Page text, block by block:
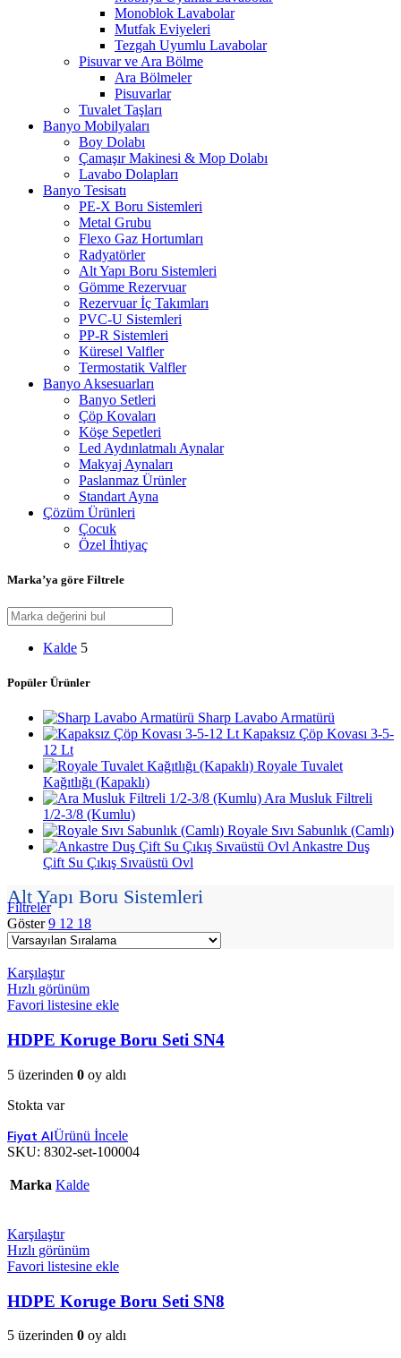
Monoblok Lavabolar
Mutfak Eviyeleri
Tezgah Uyumlu Lavabolar
Pisuvar ve Ara Bölme
Ara Bölmeler
Pisuvarlar
Tuvalet Taşları
Banyo Mobilyaları
Boy Dolabı
Çamaşır Makinesi & Mop Dolabı
Lavabo Dolapları
Banyo Tesisatı
PE-X Boru Sistemleri
Metal Grubu
Flexo Gaz Hortumları
Radyatörler
Alt Yapı Boru Sistemleri
Gömme Rezervuar
Rezervuar İç Takımları
PVC-U Sistemleri
PP-R Sistemleri
Küresel Valfler
Termostatik Valfler
Banyo Aksesuarları
Banyo Setleri
Çöp Kovaları
Köşe Sepetleri
Led Aydınlatmalı Aynalar
Makyaj Aynaları
Paslanmaz Ürünler
Standart Ayna
Çözüm Ürünleri
Çocuk
Özel İhtiyaç
Marka’ya göre Filtrele
Kalde 5
Popüler Ürünler
Sharp Lavabo Armatürü
Kapaksız Çöp Kovası 3-5-
12 Lt
Royale Tuvalet
Kağıtlığı (Kapaklı)
Ara Musluk Filtreli
1/2-3/8 (Kumlu)
Royale Sıvı Sabunlık (Camlı)
Ankastre Duş
Çift Su Çıkış Sıvaüstü Ovl
Alt Yapı Boru Sistemleri
Filtreler
Göster9 12 18
Karşılaştır
Hızlı görünüm
Favori listesine ekle
HDPE Koruge Boru Seti SN4
5 üzerinden 0 oy aldı
Stokta var
Ürünü İncele
SKU: 8302-set-100004
Marka Kalde
Karşılaştır
Hızlı görünüm
Favori listesine ekle
HDPE Koruge Boru Seti SN8
5 üzerinden 0 oy aldı